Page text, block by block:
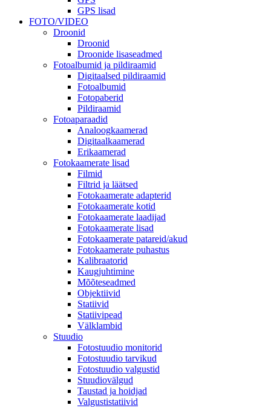
GPS lisad
FOTO/VIDEO
Droonid
Droonid
Droonide lisaseadmed
Fotoalbumid ja pildiraamid
Digitaalsed pildiraamid
Fotoalbumid
Fotopaberid
Pildiraamid
Fotoaparaadid
Analoogkaamerad
Digitaalkaamerad
Erikaamerad
Fotokaamerate lisad
Filmid
Filtrid ja läätsed
Fotokaamerate adapterid
Fotokaamerate kotid
Fotokaamerate laadijad
Fotokaamerate lisad
Fotokaamerate patareid/akud
Fotokaamerate puhastus
Kalibraatorid
Kaugjuhtimine
Mõõteseadmed
Objektiivid
Statiivid
Statiivipead
Välklambid
Stuudio
Fotostuudio monitorid
Fotostuudio tarvikud
Fotostuudio valgustid
Stuudiovälgud
Taustad ja hoidjad
Valgustistatiivid